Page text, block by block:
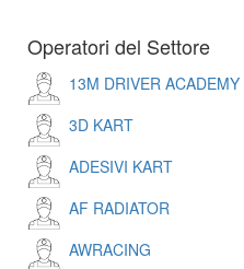
Operatori del Settore
13M DRIVER ACADEMY
3D KART
ADESIVI KART
AF RADIATOR
AWRACING